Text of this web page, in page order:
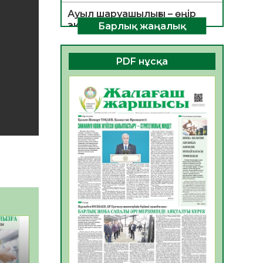
Ауыл шаруашылығы – өңір
экономикасының негізгі
тірегі
06.08.2026
29 0
ҚОҒАМДЫҚ БЕЛСЕНДІЛІК –
ЕЛ ДАМУЫНЫҢ НЕГІЗІ
06.08.2026
28
ҚҰРЫЛТАЙ САЙЛАУЫ –
БОЛАШАҚҚА БАСТАР
ЖАУАПТЫ ТАҢДАУ
06.08.2026
30
Инфекциялық ауруларға
қарсы иммундау
жұмыстарының тиімділігі
06.08.2026
31
Көкжөтел ауруы туралы
Барлық жаңалық
PDF нұсқа